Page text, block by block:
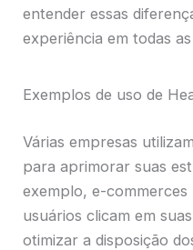
entender essas
experiência em todas
Exemplos de uso de
Várias empresas
para aprimorar suas
exemplo, e-commerces
usuários clicam em
otimizar a disposição